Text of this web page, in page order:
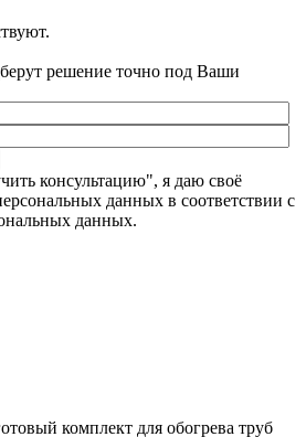
решение точно под Ваши
консультацию", я даю своё
данных в соответствии с
данных.